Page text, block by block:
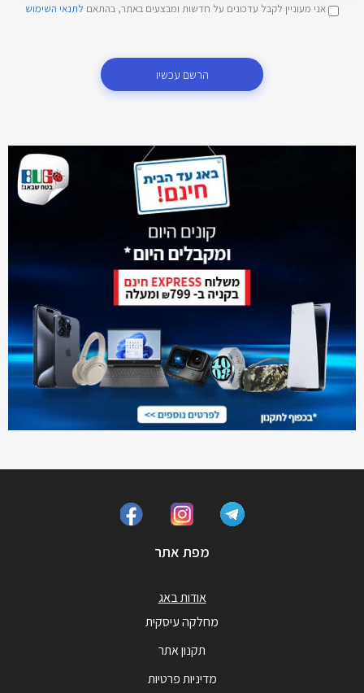
אני מעוניין לקבל עדכונים על חדשות ומבצעים באתר, בהתאם לתנאי השימוש
הרשם עכשיו
מפת אתר
אודות באג
מחלקה עיסקית
תקנון אתר
מדיניות פרטיות